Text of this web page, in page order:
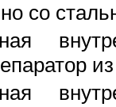
со